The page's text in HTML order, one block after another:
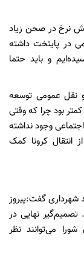
نرخ در صحن زیاد
در پایتخت داشته
و باید حتما
نقل عمومی توسعه
بود چرا که وقتی
وجود نداشته
انتقال کرونا کمک
شهرداری گفت:‌پیروز
نهایی در
می‌توانند نظر